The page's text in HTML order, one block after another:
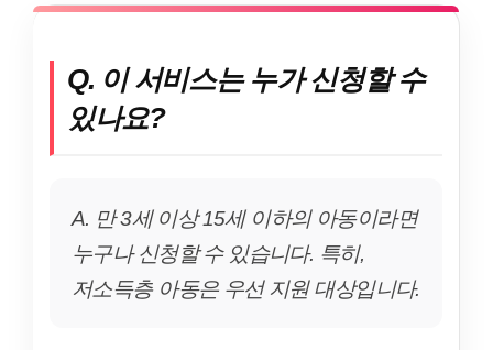
Q. 이 서비스는 누가 신청할 수
있나요?
A. 만 3세 이상 15세 이하의 아동이라면
누구나 신청할 수 있습니다. 특히,
저소득층 아동은 우선 지원 대상입니다.